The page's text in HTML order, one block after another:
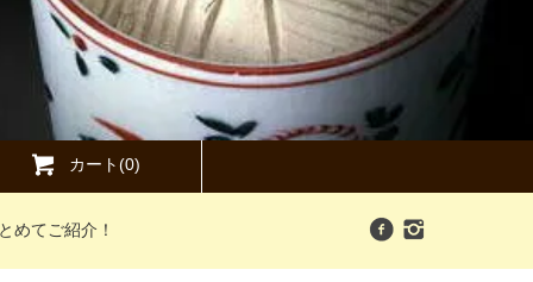
カート(0)
めてご紹介！